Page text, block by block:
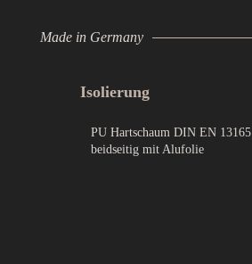
Made in Germany
Isolierung
PU Hartschaum DIN EN 13165
beidseitig mit Alufolie